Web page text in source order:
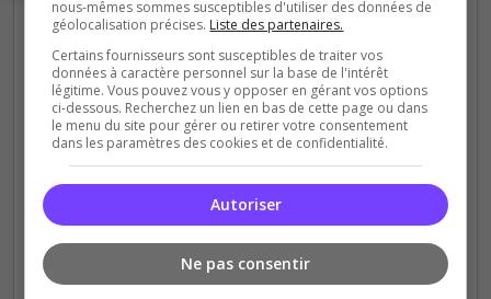
CS 1.6
CS.WORLDCS.RO
Best Server
votes
4
clics
nous-mêmes sommes susceptibles d'utiliser des données de
géolocalisation précises. Liste des partenaires.
Certains fournisseurs sont susceptibles de traiter vos
données à caractère personnel sur la base de l'intérêt
légitime. Vous pouvez vous y opposer en gérant vos options
ci-dessous. Recherchez un lien en bas de cette page ou dans
le menu du site pour gérer ou retirer votre consentement
dans les paramètres des cookies et de confidentialité.
Autoriser
Ne pas consentir